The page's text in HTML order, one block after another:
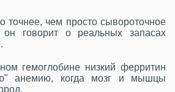
точнее, чем просто сывороточное
он говорит о реальных запасах
гемоглобине низкий ферритин
анемию, когда мозг и мышцы